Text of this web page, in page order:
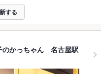
する
かっちゃん 名古屋駅